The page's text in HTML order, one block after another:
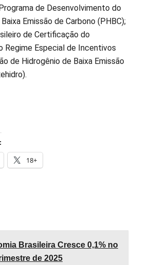
de Desenvolvimento do
Emissão de Carbono (PHBC);
de Certificação do
Regime Especial de Incentivos
de Hidrogênio de Baixa Emissão
18+
Brasileira Cresce 0,1% no
de 2025